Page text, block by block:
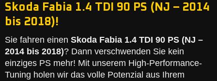
Skoda Fabia 1.4 TDI 90 PS (NJ – 2014
bis 2018)!
Sie fahren einen Skoda Fabia 1.4 TDI 90 PS (NJ –
2014 bis 2018)? Dann verschwenden Sie kein
einziges PS mehr! Mit unserem High-Performance-
Tuning holen wir das volle Potenzial aus Ihrem